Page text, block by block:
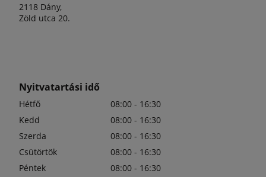
2118 Dány,
Zöld utca 20.
Nyitvatartási idő
Hétfő
08:00 - 16:30
Kedd
08:00 - 16:30
Szerda
08:00 - 16:30
Csütörtök
08:00 - 16:30
Péntek
08:00 - 16:30